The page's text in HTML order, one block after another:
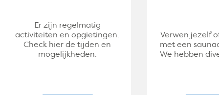
Er zijn regelmatig
activiteiten en opgietingen.
Check hier de tijden en
mogelijkheden.
Verwen jezelf
met een
We hebben